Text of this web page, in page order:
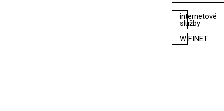
internetové
služby
WIFINET